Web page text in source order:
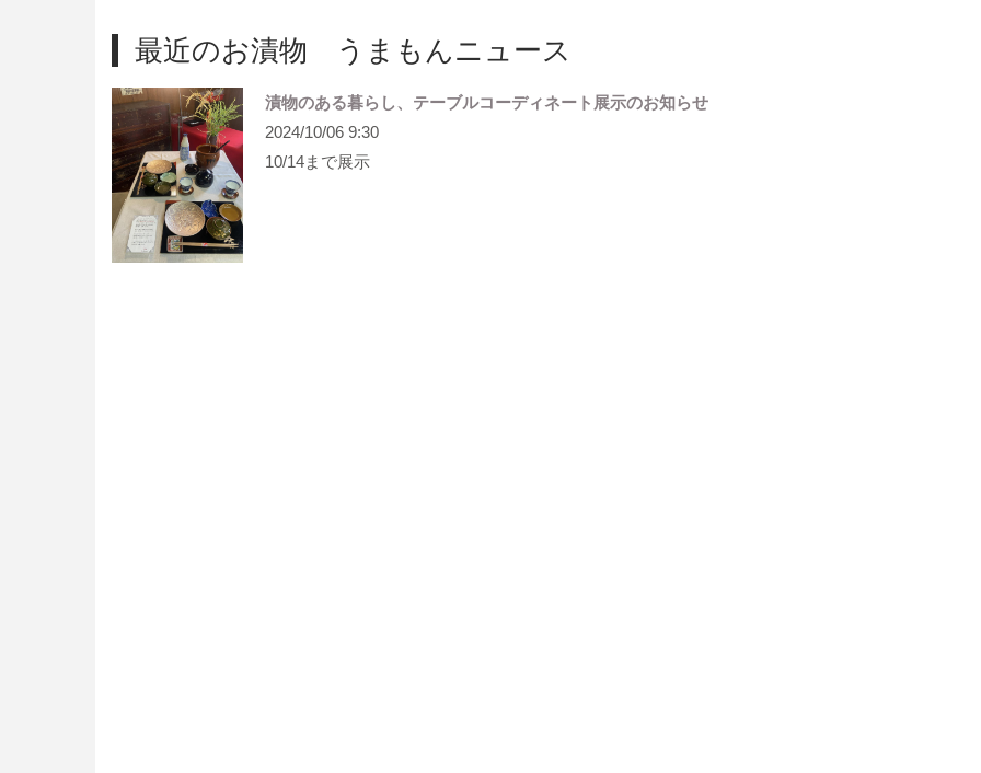
最近のお漬物 うまもんニュース
漬物のある暮らし、テーブルコーディネート展示のお知らせ
2024/10/06 9:30
10/14まで展示